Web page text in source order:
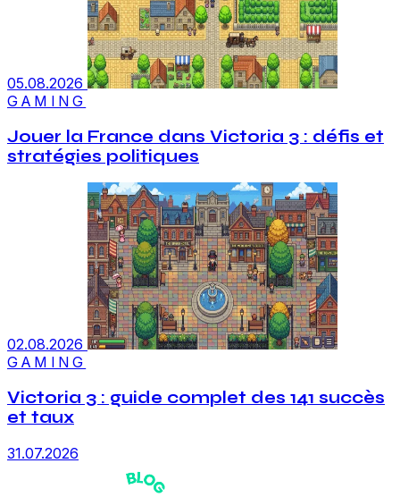
05.08.2026
GAMING
Jouer la France dans Victoria 3 : défis et
stratégies politiques
02.08.2026
GAMING
Victoria 3 : guide complet des 141 succès
et taux
31.07.2026